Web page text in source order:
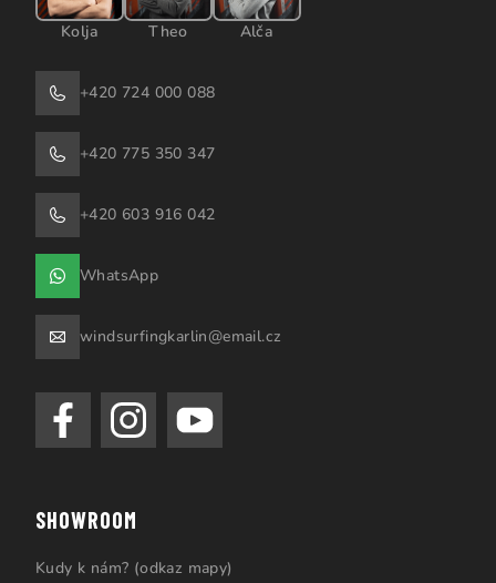
Kolja Theo Alča
+420 724 000 088
+420 775 350 347
+420 603 916 042
WhatsApp
windsurfingkarlin@email.cz
SHOWROOM
Kudy k nám? (odkaz mapy)